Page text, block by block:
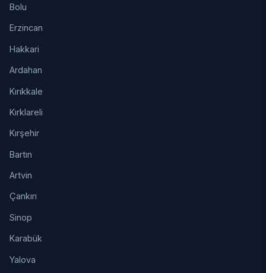
Bolu
Erzincan
Hakkari
Ardahan
Kırıkkale
Kırklareli
Kırşehir
Bartın
Artvin
Çankırı
Sinop
Karabük
Yalova